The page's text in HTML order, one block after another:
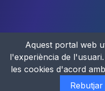
Aquest portal web
l'experiència de
les cookies d'acord
Rebutjar